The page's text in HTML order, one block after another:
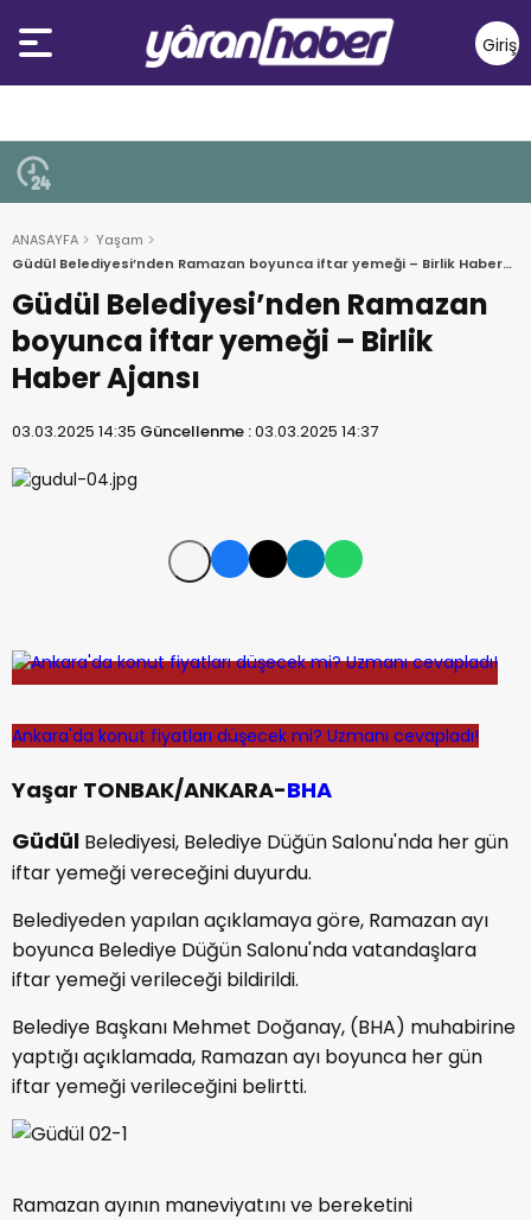
Giriş
Yap
ANASAYFA
Yaşam
Güdül Belediyesi’nden Ramazan boyunca iftar yemeği – Birlik Haber
Ajansı
Güdül Belediyesi’nden Ramazan
boyunca iftar yemeği – Birlik
Haber Ajansı
03.03.2025 14:35 Güncellenme :03.03.2025 14:37
Ankara'da konut fiyatları düşecek mi? Uzmanı cevapladı!
Yaşar TONBAK/ANKARA-BHA
Güdül Belediyesi, Belediye Düğün Salonu'nda her gün
iftar yemeği vereceğini duyurdu.
Belediyeden yapılan açıklamaya göre, Ramazan ayı
boyunca Belediye Düğün Salonu'nda vatandaşlara
iftar yemeği verileceği bildirildi.
Belediye Başkanı Mehmet Doğanay, (BHA) muhabirine
yaptığı açıklamada, Ramazan ayı boyunca her gün
iftar yemeği verileceğini belirtti.
Ramazan ayının maneviyatını ve bereketini